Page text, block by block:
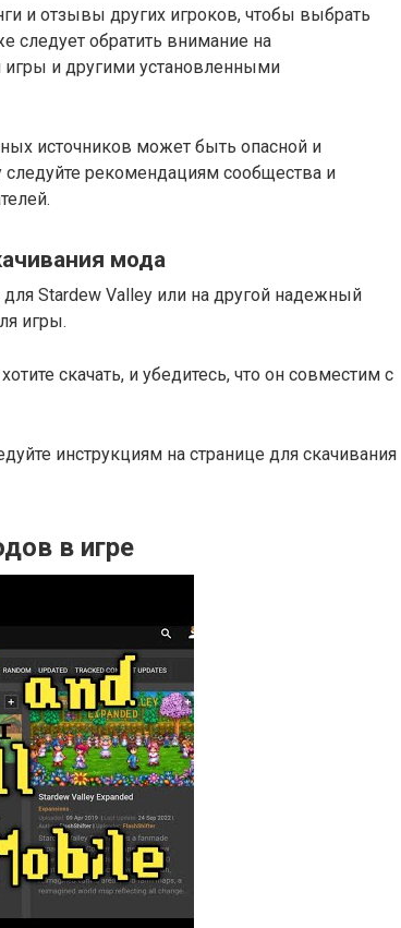
и отзывы других игроков, чтобы выбрать
следует обратить внимание на
и другими установленными
источников может быть опасной и
рекомендациям сообщества и
мода
Stardew Valley или на другой надежный
игры.
скачать, и убедитесь, что он совместим с
инструкциям на странице для скачивания
в игре